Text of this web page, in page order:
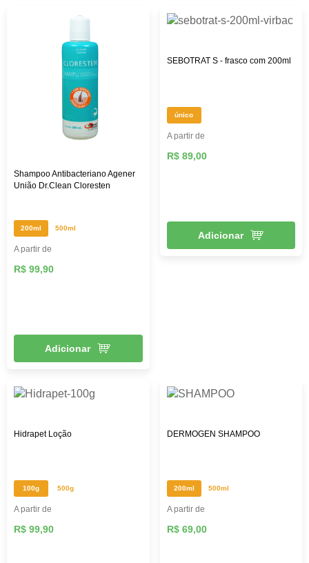
Shampoo Antibacteriano Agener
União Dr.Clean Cloresten
200ml 500ml
A partir de
R$ 99,90
Adicionar
SEBOTRAT S - frasco com 200ml
único
A partir de
R$ 89,00
Adicionar
Hidrapet Loção
100g 500g
A partir de
R$ 99,90
DERMOGEN SHAMPOO
200ml 500ml
A partir de
R$ 69,00